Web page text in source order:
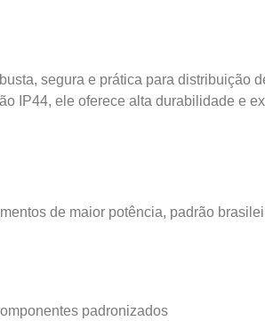
segura e prática para distribuição
IP44, ele oferece alta durabilidade e
de maior potência, padrão
padronizados